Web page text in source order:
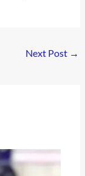
Next Post →